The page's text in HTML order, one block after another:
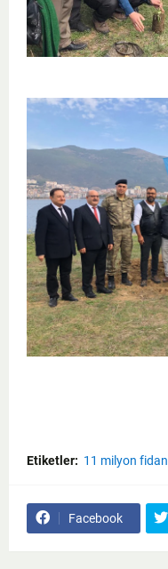
Etiketler: 11 milyon fidan
Facebook